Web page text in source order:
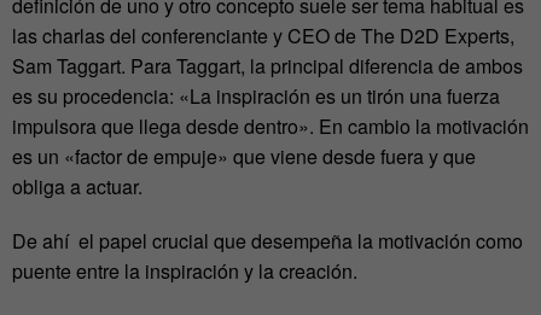
definición de uno y otro concepto suele ser tema habitual es
las charlas del conferenciante y CEO de The D2D Experts,
Sam Taggart. Para Taggart, la principal diferencia de ambos
es su procedencia: «La inspiración es un tirón una fuerza
impulsora que llega desde dentro». En cambio la motivación
es un «factor de empuje» que viene desde fuera y que
obliga a actuar.
De ahí el papel crucial que desempeña la motivación como
puente entre la inspiración y la creación.